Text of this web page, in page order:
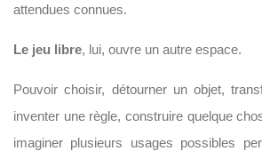
attendues connues.
Le jeu libre, lui, ouvre un autre espace.
Pouvoir choisir, détourner un objet,
inventer une règle, construire quelque
imaginer plusieurs usages possibles